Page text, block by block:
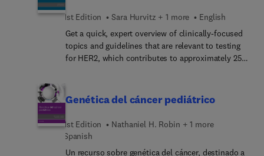
tratan a supervivientes del cáncer.
information in a compact, easy-to-digest resource.
It’s an ideal concise reference for trainee and
practicing medical oncologists, as well as those in
research.
1st Edition Sara Hurvitz + 1 more
English
Get a quick, expert overview of clinically-focused
topics and guidelines that are relevant to testing
for HER2, which contributes to approximately 25%
today’s available information on this growing topic
into one convenient resource, making it an ideal,
easy-to-digest reference for practicing and trainee
oncologists.
Genética del cáncer pediátrico
1st Edition
Nathaniel H. Robin + 1 more
Spanish
Un recurso sobre genética del cáncer, destinado a